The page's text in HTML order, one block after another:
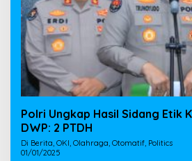
Polri Ungkap Hasil Sidang Etik
DWP: 2 PTDH
Di Berita, OKI, Olahraga, Otomatif, Politics
01/01/2025